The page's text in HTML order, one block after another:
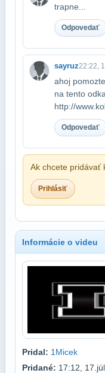
trapne...
Odpovedať
sayruz22:22,
ahoj
na tento
http://
Odpovedať
Ak chcete pridávať
Prihlásiť
Informácie o videu
Pridal: 1Micek
Pridané: 17:12,